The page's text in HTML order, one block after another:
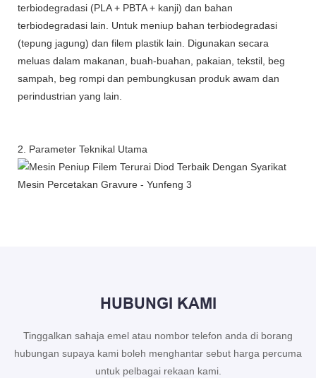
terbiodegradasi (PLA + PBTA + kanji) dan bahan
terbiodegradasi lain. Untuk meniup bahan terbiodegradasi
(tepung jagung) dan filem plastik lain. Digunakan secara
meluas dalam makanan, buah-buahan, pakaian, tekstil, beg
sampah, beg rompi dan pembungkusan produk awam dan
perindustrian yang lain.
2. Parameter Teknikal Utama
HUBUNGI KAMI
Tinggalkan sahaja emel atau nombor telefon anda di borang
hubungan supaya kami boleh menghantar sebut harga percuma
untuk pelbagai rekaan kami.